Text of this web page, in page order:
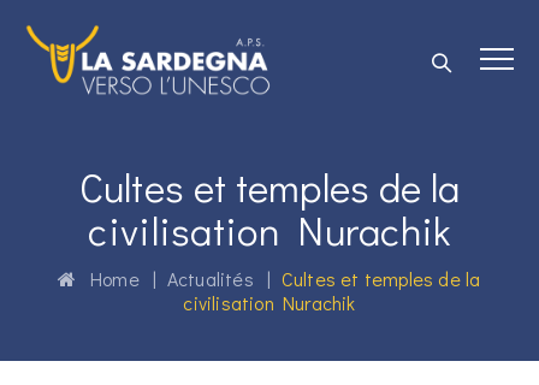
Cultes et temples de la
civilisation Nurachik
Home| Actualités | Cultes et temples de la
civilisation Nurachik